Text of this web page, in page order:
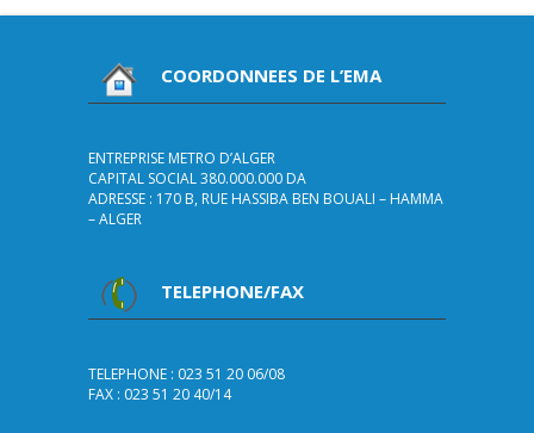
COORDONNEES DE L’EMA
ENTREPRISE METRO D’ALGER
CAPITAL SOCIAL 380.000.000 DA
ADRESSE : 170 B, RUE HASSIBA BEN BOUALI – HAMMA
– ALGER
TELEPHONE/FAX
TELEPHONE : 023 51 20 06/08
FAX : 023 51 20 40/14